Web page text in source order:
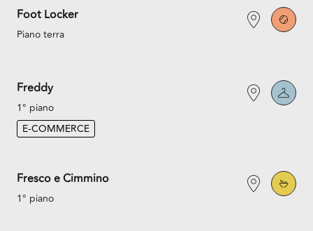
Foot Locker
Piano terra
Freddy
1° piano
E-COMMERCE
Fresco e Cimmino
1° piano